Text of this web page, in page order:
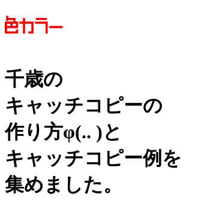
千歳の
キャッチコピーの
作り方φ(.. )と
キャッチコピー例を
集めました。